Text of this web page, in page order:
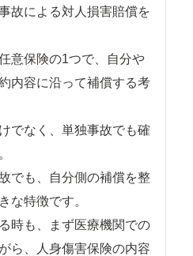
故による対人損害賠償を
意保険の1つで、自分や
内容に沿って補償する考
でなく、単独事故でも確
でも、自分側の補償を整
な特徴です。
時も、まず医療機関での
ら、人身傷害保険の内容